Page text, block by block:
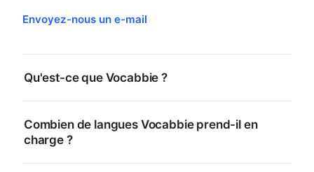
Envoyez-nous un e-mail
Qu'est-ce que Vocabbie ?
Combien de langues Vocabbie prend-il en
charge ?